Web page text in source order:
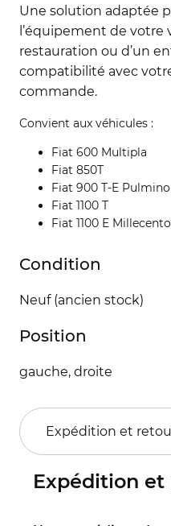
Une solution adaptée
l’équipement de votre
restauration ou d’un
compatibilité avec
commande.
Convient aux véhicules :
Fiat 600 Multipla
Fiat 850T
Fiat 900 T-E Pulmino
Fiat 1100 T
Fiat 1100 E Millecento
Condition
Neuf (ancien stock)
Position
gauche, droite
Expédition et
Expédition et